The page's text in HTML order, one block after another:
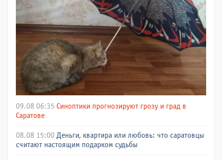
09.08 06:35 Синоптики прогнозируют грозу и град в
Саратове
08.08 15:00 Деньги, квартира или любовь: что саратовцы
считают настоящим подарком судьбы